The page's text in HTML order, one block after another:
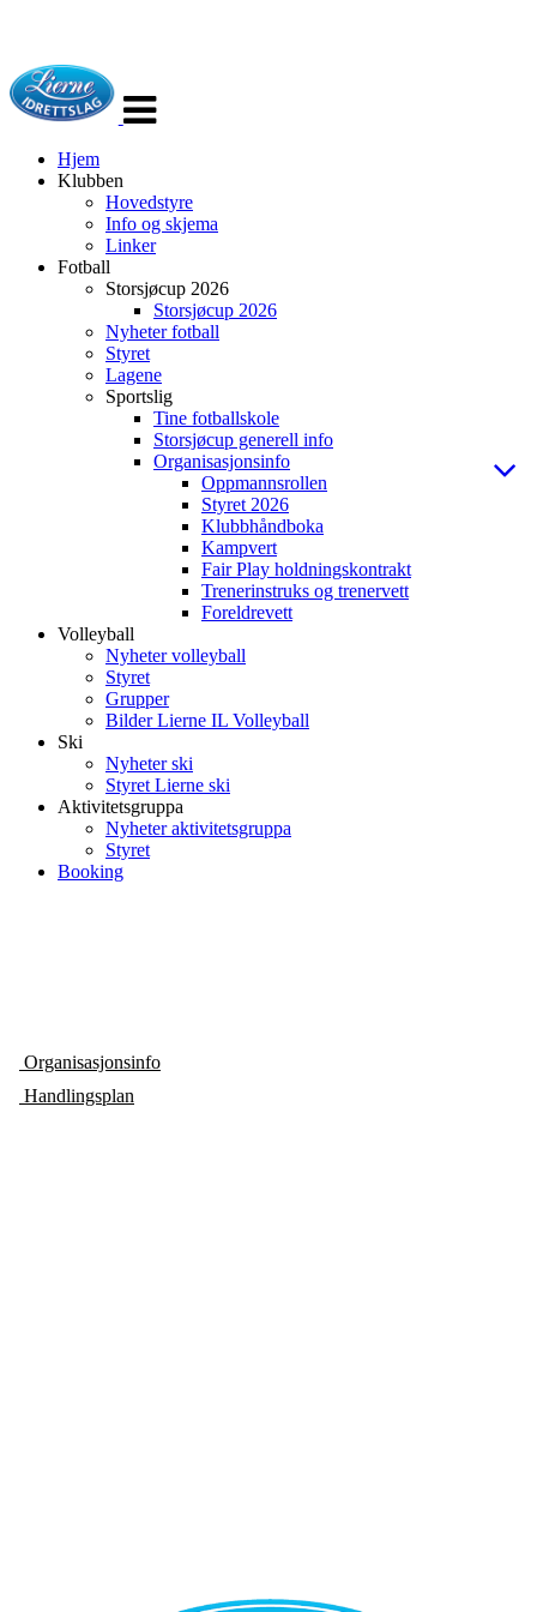
navigasjon
Hjem
Klubben
Hovedstyre
Info og skjema
Linker
Fotball
Storsjøcup 2026
Storsjøcup 2026
Nyheter fotball
Styret
Lagene
Sportslig
Tine fotballskole
Storsjøcup generell info
Organisasjonsinfo
Oppmannsrollen
Styret 2026
Klubbhåndboka
Kampvert
Fair Play holdningskontrakt
Trenerinstruks og trenervett
Foreldrevett
Volleyball
Nyheter volleyball
Styret
Grupper
Bilder Lierne IL Volleyball
Ski
Nyheter ski
Styret Lierne ski
Aktivitetsgruppa
Nyheter aktivitetsgruppa
Styret
Booking
Organisasjonsinfo
Handlingsplan